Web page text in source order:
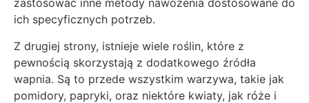
zastosować inne metody nawożenia dostosowane do
ich specyficznych potrzeb.
Z drugiej strony, istnieje wiele roślin, które z
pewnością skorzystają z dodatkowego źródła
wapnia. Są to przede wszystkim warzywa, takie jak
pomidory, papryki, oraz niektóre kwiaty, jak róże i